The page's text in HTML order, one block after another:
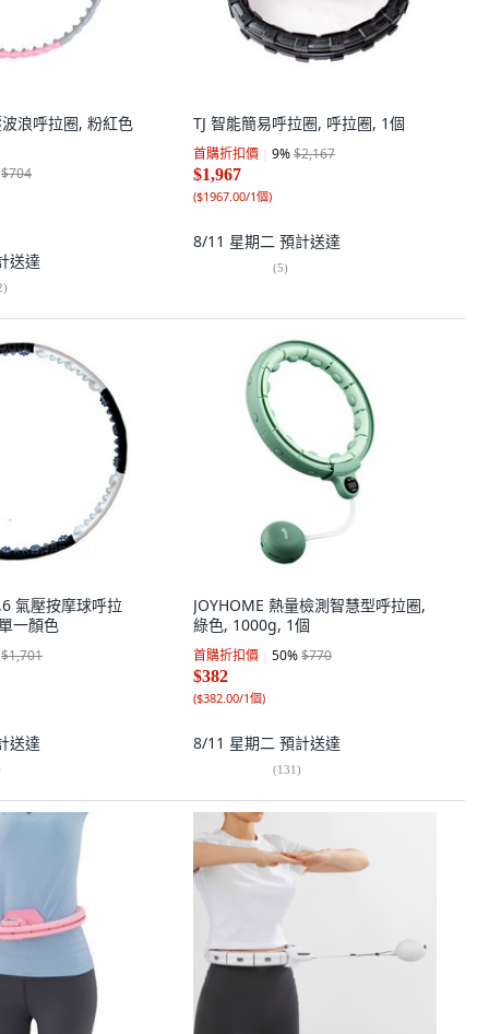
浪呼拉圈, 粉紅色
$704
送達
)
TJ 智能簡易呼拉圈, 呼拉圈, 1個
首購折扣價 9%$2,167
$1,967
($1967.00/1個)
8/11 星期二 預計送達
(5)
氣壓按摩球呼拉
一顏色
$1,701
送達
JOYHOME 熱量檢測智慧型呼拉圈,
綠色, 1000g, 1個
首購折扣價 50%$770
$382
($382.00/1個)
8/11 星期二 預計送達
(131)